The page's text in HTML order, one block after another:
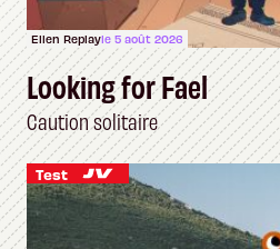
Ellen Replayle 5 août 2026
Looking for Fael
Caution solitaire
Test